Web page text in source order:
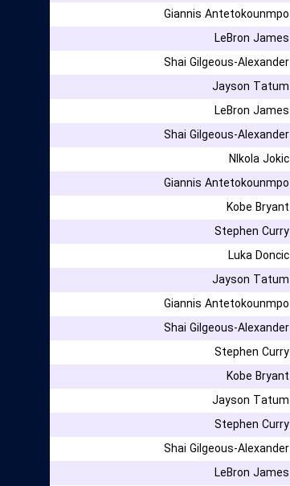
Giannis Antetokounmpo
LeBron James
Shai Gilgeous-Alexander
Jayson Tatum
LeBron James
Shai Gilgeous-Alexander
NIkola Jokic
Giannis Antetokounmpo
Kobe Bryant
Stephen Curry
Luka Doncic
Jayson Tatum
Giannis Antetokounmpo
Shai Gilgeous-Alexander
Stephen Curry
Kobe Bryant
Jayson Tatum
Stephen Curry
Shai Gilgeous-Alexander
LeBron James